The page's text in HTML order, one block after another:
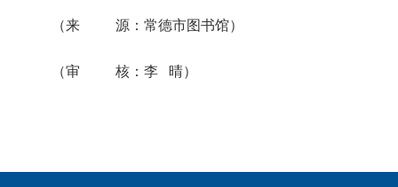
（来 源：常德市图书馆）
（审 核：李 晴）